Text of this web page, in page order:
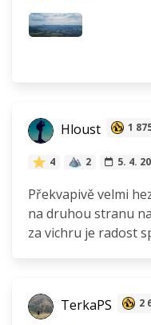
Hloust 1
4 2 5. 4.
Překvapivě velmi
na druhou stranu
za vichru je radost
TerkaPS 2